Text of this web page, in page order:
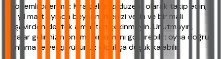
En önemli önerimiz: Kira gelirinizi düzenli olarak takip edin,
her yıl mart ayında beyannamenizi verin ve bir mali
müşavirden destek almaktan çekinmeyin. Unutmayın,
cezalar gelirinizin önemli bir kısmını götürebilir; oysa doğru
planlama ile vergi yükünüz oldukça düşük kalabilir.